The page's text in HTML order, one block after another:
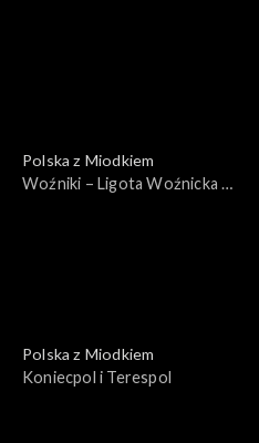
Polska z Miodkiem
Woźniki – Ligota Woźnicka –
Polska z Miodkiem
Koniecpol i Terespol